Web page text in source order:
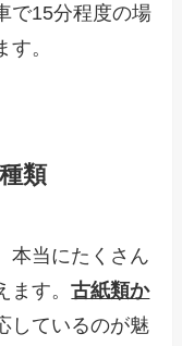
で15分程度の場
。
類
本当にたくさん
ます。古紙類か
しているのが魅